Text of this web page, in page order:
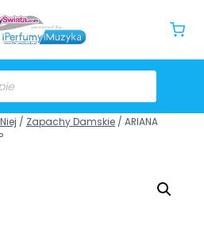
/ Zapachy Damskie / ARIANA